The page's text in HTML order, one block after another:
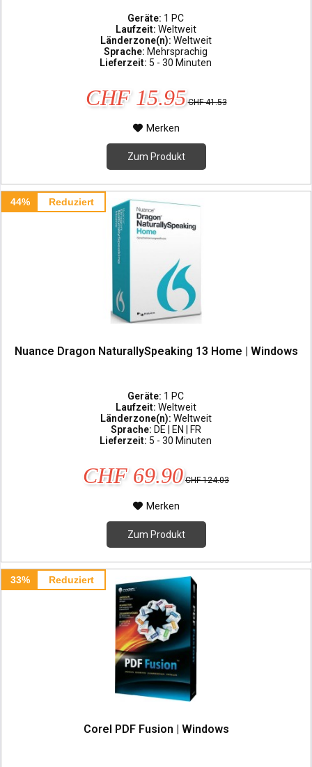
Geräte: 1 PC
Laufzeit: Weltweit
Länderzone(n): Weltweit
Sprache: Mehrsprachig
Lieferzeit: 5 - 30 Minuten
CHF 15.95 CHF 41.53
Merken
Zum Produkt
44% Reduziert
Nuance Dragon NaturallySpeaking 13 Home | Windows
Geräte: 1 PC
Laufzeit: Weltweit
Länderzone(n): Weltweit
Sprache: DE | EN | FR
Lieferzeit: 5 - 30 Minuten
CHF 69.90 CHF 124.03
Merken
Zum Produkt
33% Reduziert
Corel PDF Fusion | Windows